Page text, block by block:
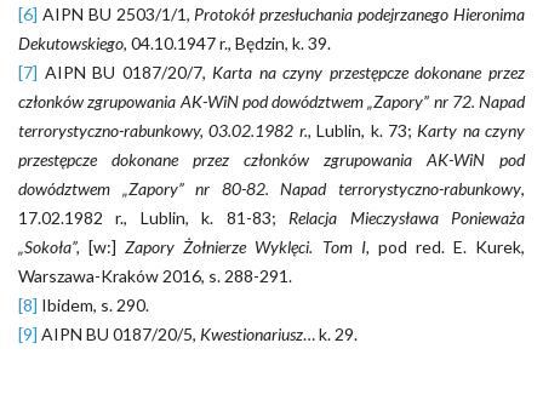
[6] AIPN BU 2503/1/1,Protokół przesłuchania podejrzanego Hieronima
Dekutowskiego, 04.10.1947 r., Będzin, k. 39.
[7] AIPN BU 0187/20/7,Karta na czyny przestępcze dokonane przez
członków zgrupowania AK-WiN pod dowództwem „Zapory” nr 72. Napad
terrorystyczno-rabunkowy,03.02.1982 r., Lublin, k. 73;Karty na czyny
przestępcze dokonane przez członków zgrupowania AK-WiN pod
dowództwem „Zapory” nr 80-82. Napad terrorystyczno-rabunkowy,
17.02.1982 r., Lublin, k. 81-83;Relacja Mieczysława Ponieważa
„Sokoła”, [w:]Zapory Żołnierze Wyklęci. Tom I, pod red. E. Kurek,
Warszawa-Kraków 2016, s. 288-291.
[8] Ibidem, s. 290.
[9] AIPN BU 0187/20/5, Kwestionariusz… k. 29.